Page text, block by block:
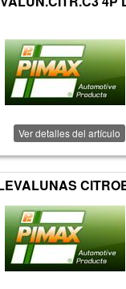
Ver detalles del artículo